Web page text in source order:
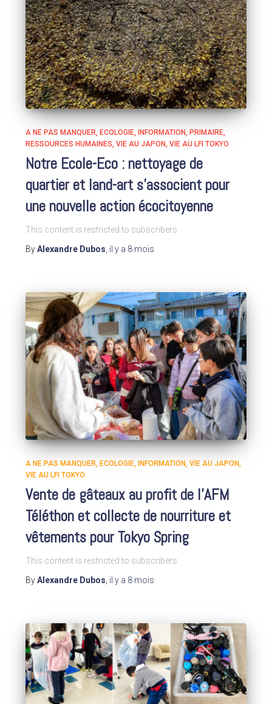
A NE PAS MANQUER ECOLOGIE INFORMATION
PRIMAIRE
RESSOURCES HUMAINES VIE AU JAPON VIE AU LFI TOKYO
Notre Ecole-Eco : nettoyage de
quartier et land-art s’associent pour
une nouvelle action écocitoyenne
This content is restricted to subscribers
ByAlexandre Dubos il y a 8 mois
A NE PAS MANQUER ECOLOGIE INFORMATION VIE AU JAPON
VIE AU LFI TOKYO
Vente de gâteaux au profit de l’AFM
Téléthon et collecte de nourriture et
vêtements pour Tokyo Spring
This content is restricted to subscribers
ByAlexandre Dubos il y a 8 mois